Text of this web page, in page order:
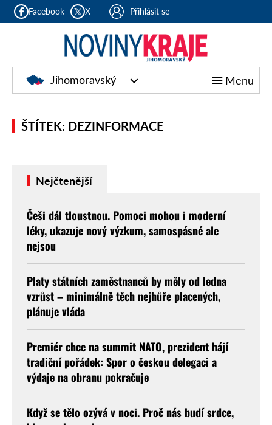
Facebook X Přihlásit se
Jihomoravský Menu
ŠTÍTEK: DEZINFORMACE
Nejčtenější
Češi dál tloustnou. Pomoci mohou i moderní
léky, ukazuje nový výzkum, samospásné ale
nejsou
Platy státních zaměstnanců by měly od ledna
vzrůst – minimálně těch nejhůře placených,
plánuje vláda
Premiér chce na summit NATO, prezident hájí
tradiční pořádek: Spor o českou delegaci a
výdaje na obranu pokračuje
Když se tělo ozývá v noci. Proč nás budí srdce,